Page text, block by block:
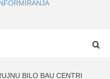
BILO BAU CENTRI